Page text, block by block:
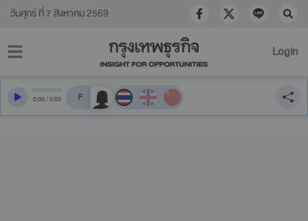
วันศุกร์ ที่ 7 สิงหาคม 2569
Login
0:00/0:00 สลับเสียงอ่าน